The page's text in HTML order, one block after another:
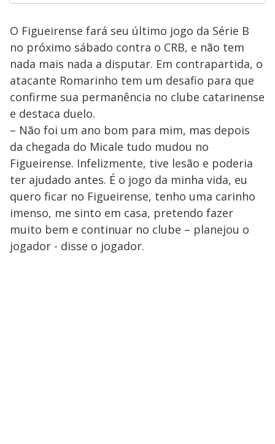
O Figueirense fará seu último jogo da Série B
no próximo sábado contra o CRB, e não tem
nada mais nada a disputar. Em contrapartida, o
atacante Romarinho tem um desafio para que
confirme sua permanência no clube catarinense
e destaca duelo.
– Não foi um ano bom para mim, mas depois
da chegada do Micale tudo mudou no
Figueirense. Infelizmente, tive lesão e poderia
ter ajudado antes. É o jogo da minha vida, eu
quero ficar no Figueirense, tenho uma carinho
imenso, me sinto em casa, pretendo fazer
muito bem e continuar no clube – planejou o
jogador - disse o jogador.